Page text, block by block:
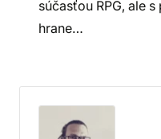
súčasťou RPG, ale
hrane…